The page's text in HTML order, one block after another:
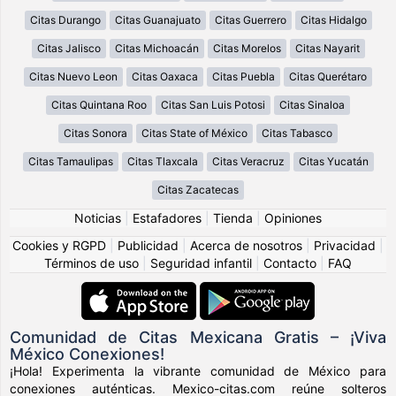
Citas Durango Citas Guanajuato Citas Guerrero Citas Hidalgo
Citas Jalisco Citas Michoacán Citas Morelos Citas Nayarit
Citas Nuevo Leon Citas Oaxaca Citas Puebla Citas Querétaro
Citas Quintana Roo Citas San Luis Potosi Citas Sinaloa
Citas Sonora Citas State of México Citas Tabasco
Citas Tamaulipas Citas Tlaxcala Citas Veracruz Citas Yucatán
Citas Zacatecas
Noticias Estafadores Tienda
Opiniones
Cookies y RGPD
Publicidad Acerca de nosotros Privacidad
Términos de uso
Seguridad infantil Contacto FAQ
Comunidad de Citas Mexicana Gratis – ¡Viva
México Conexiones!
¡Hola! Experimenta la vibrante comunidad de México para
conexiones auténticas. Mexico-citas.com reúne solteros